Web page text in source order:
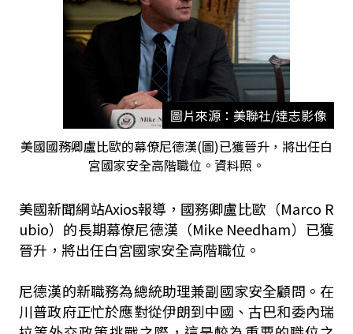
圖片來源：美聯社/達志影像
美國國務卿盧比歐的幕僚尼德漢(圖)已獲晉升，將出任白
宮國家安全高階職位。資料照。
美國新聞網站Axios報導，國務卿盧比歐（Marco R
ubio）的長期幕僚尼德漢（Mike Needham）已獲
晉升，將出任白宮國家安全高階職位。
尼德漢的新職務為總統助理兼副國家安全顧問。在
川普政府正忙於應對從伊朗到中國、古巴和委內瑞